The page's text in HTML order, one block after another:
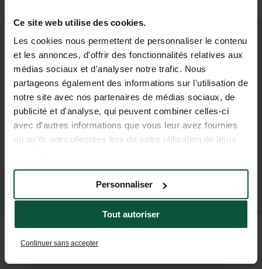
Ce site web utilise des cookies.
Les cookies nous permettent de personnaliser le contenu
et les annonces, d'offrir des fonctionnalités relatives aux
médias sociaux et d'analyser notre trafic. Nous
partageons également des informations sur l'utilisation de
notre site avec nos partenaires de médias sociaux, de
publicité et d'analyse, qui peuvent combiner celles-ci
avec d'autres informations que vous leur avez fournies
ou qu'ils ont collectées lors de votre utilisation de leurs
Tout autoriser
Personnaliser
Continuer sans accepter
REJOIGNEZ NOTRE
COMMUNAUTÉ
Pour être les premiers informés des actus et des
offres promotionnelles d'Huttopia !
M'INSCRIRE À LA NEWSLETTER
FAQ